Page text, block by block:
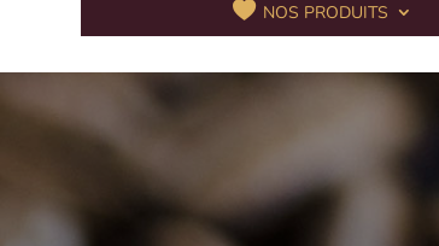
NOS PRODUITS